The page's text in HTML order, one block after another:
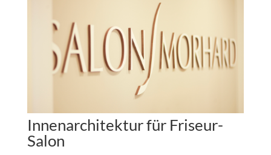
Innenarchitektur für Friseur-
Salon